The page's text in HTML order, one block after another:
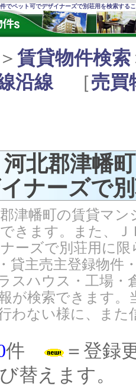
でペット可でデザイナーズで別荘用を検索する
賃貸物件検索
沿線［売買
河北郡津幡
イナーズで
津幡町の賃貸マ
きます。また、
ーズで別荘用に
貸主売主登録物件
スハウス・工場
が検索できます
わない様に、ま
件
＝登録
替えます。